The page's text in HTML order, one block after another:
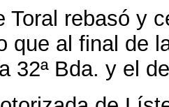
Toral rebasó y
que al final de
32ª Bda. y el